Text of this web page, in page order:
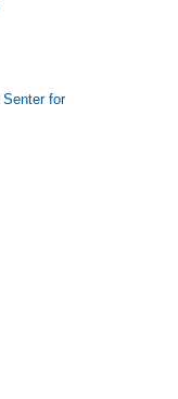
Senter for